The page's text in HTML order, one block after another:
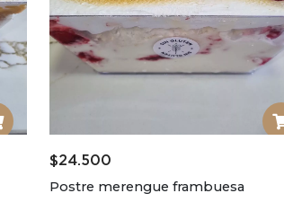
$24.500
Postre merengue frambuesa